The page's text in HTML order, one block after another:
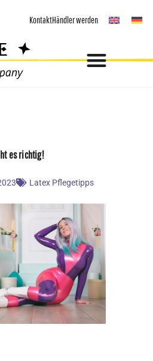
KontaktHändler werden
es richtig!
Latex Pflegetipps